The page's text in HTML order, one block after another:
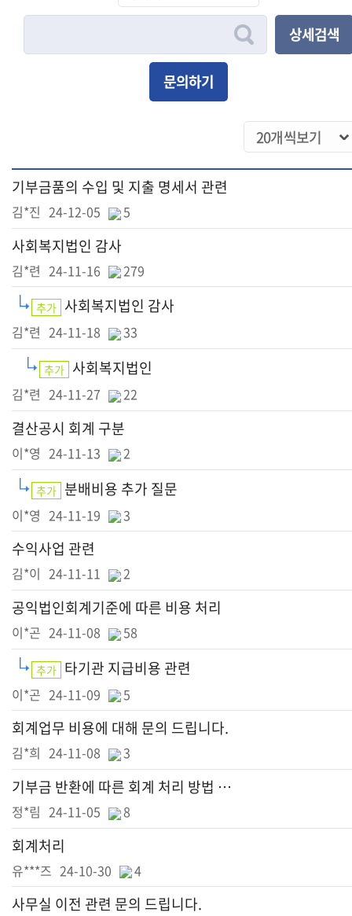
상세검색
문의하기
기부금품의 수입 및 지출 명세서 관련
김*진 24-12-05 5
사회복지법인 감사
김*련 24-11-16 279
추가 사회복지법인 감사
김*련 24-11-18 33
추가 사회복지법인
김*련 24-11-27 22
결산공시 회계 구분
이*영 24-11-13 2
추가 분배비용 추가 질문
이*영 24-11-19 3
수익사업 관련
김*이 24-11-11 2
공익법인회계기준에 따른 비용 처리
이*곤 24-11-08 58
추가 타기관 지급비용 관련
이*곤 24-11-09 5
회계업무 비용에 대해 문의 드립니다.
김*희 24-11-08 3
기부금 반환에 따른 회계 처리 방법 문의
정*림 24-11-05 8
회계처리
유***즈 24-10-30 4
사무실 이전 관련 문의 드립니다.